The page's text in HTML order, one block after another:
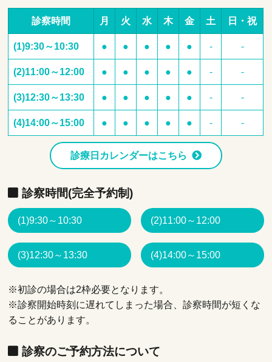
診察時間 月 火 水 木 金 土 日・祝
(1)9:30～10:30 ● ● ● ● ● - -
(2)11:00～12:00 ● ● ● ● ● - -
(3)12:30～13:30 ● ● ● ● ● - -
(4)14:00～15:00 ● ● ● ● ● - -
診療日カレンダーはこちら
診察時間(完全予約制)
(1)9:30～10:30 (2)11:00～12:00
(3)12:30～13:30 (4)14:00～15:00
※初診の場合は2枠必要となります。
※診察開始時刻に遅れてしまった場合、診察時間が短くな
ることがあります。
診察のご予約方法について